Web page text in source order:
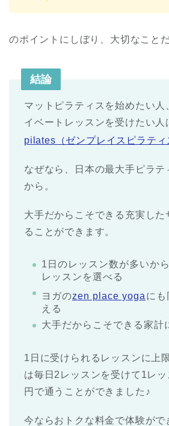
のポイントにしぼり、大切なこと
結論
マットピラティスを始めたい人
イベートレッスンを受けたい人
pilates（ゼンプレイスピラティ
なぜなら、日本の最大手ピラテ
から。
大手だからこそできる充実した
ることができます。
1日のレッスン数が多いか
レッスンを選べる
ヨガのzen place yoga にも
える
大手だからこそできる家計
1日に受けられるレッスンに上
は毎日2レッスンを受けて1レ
円で通うことができました♪
今ならおトクな料金で体験がで